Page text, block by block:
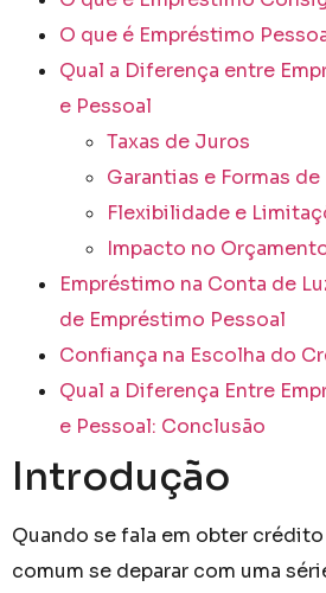
O que é Empréstimo
Qual a Diferença entre
e Pessoal
Taxas de Juros
Garantias e Formas
Flexibilidade e
Impacto no
Empréstimo na Conta de
de Empréstimo Pessoal
Confiança na Escolha do
Qual a Diferença Entre
e Pessoal: Conclusão
Introdução
Quando se fala em obter
comum se deparar com uma